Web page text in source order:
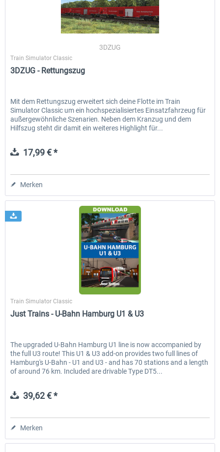
3DZUG
Train Simulator Classic
3DZUG - Rettungszug
Mit dem Rettungszug erweitert sich deine Flotte im Train
Simulator Classic um ein hochspezialisiertes Einsatzfahrzeug für
außergewöhnliche Szenarien. Neben dem Kranzug und dem
Hilfszug steht dir damit ein weiteres Highlight für...
17,99 € *
Merken
Train Simulator Classic
Just Trains - U-Bahn Hamburg U1 & U3
The upgraded U-Bahn Hamburg U1 line is now accompanied by
the full U3 route! This U1 & U3 add-on provides two full lines of
Hamburg's U-Bahn - U1 and U3 - and has 70 stations and a length
of around 76 km. Included are drivable Type DT5...
39,62 € *
Merken